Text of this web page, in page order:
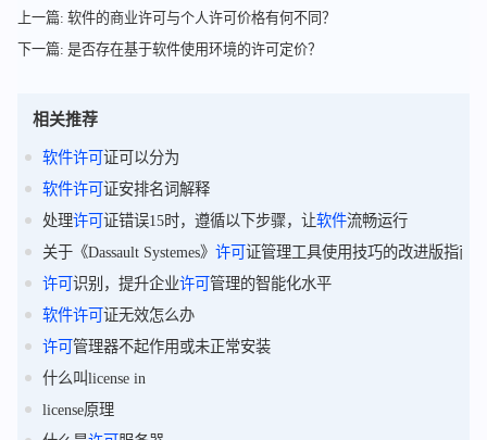
上一篇: 软件的商业许可与个人许可价格有何不同？
下一篇: 是否存在基于软件使用环境的许可定价？
相关推荐
软件许可 证可以分为
软件许可 证安排名词解释
处理许可 证错误15时，遵循以下步骤，让软件流畅运行
关于《Dassault Systemes》 许可 证管理工具使用技巧的改进版指南
许可 识别，提升企业许可 管理的智能化水平
软件许可 证无效怎么办
许可 管理器不起作用或未正常安装
什么叫license in
license原理